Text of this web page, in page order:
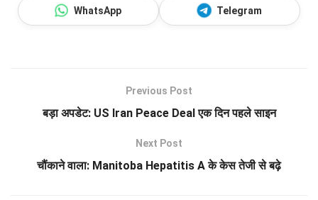
WhatsApp Telegram
Previous Post
बड़ा अपडेट: US Iran Peace Deal एक दिन पहले साइन
Next Post
चौंकाने वाला: Manitoba Hepatitis A के केस तेजी से बढ़े